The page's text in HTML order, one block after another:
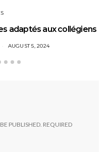
adaptés aux collégiens
AUGUST 5, 2024
PUBLISHED. REQUIRED